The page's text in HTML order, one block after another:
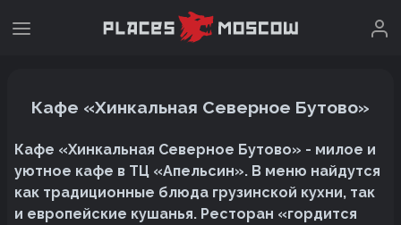
Кафе «Хинкальная Северное Бутово»
Кафе «Хинкальная Северное Бутово» - милое и
уютное кафе в ТЦ «Апельсин». В меню найдутся
как традиционные блюда грузинской кухни, так
и европейские кушанья. Ресторан «гордится